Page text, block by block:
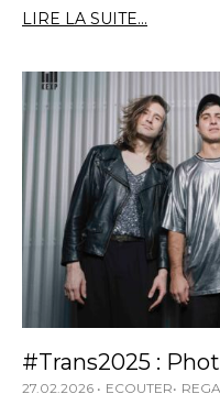
LIRE LA SUITE...
#Trans2025 :
27.02.2026 ECOUTER